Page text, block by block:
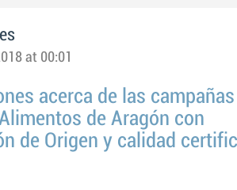
at 00:01
acerca de las
de Aragón con
de Origen y calidad